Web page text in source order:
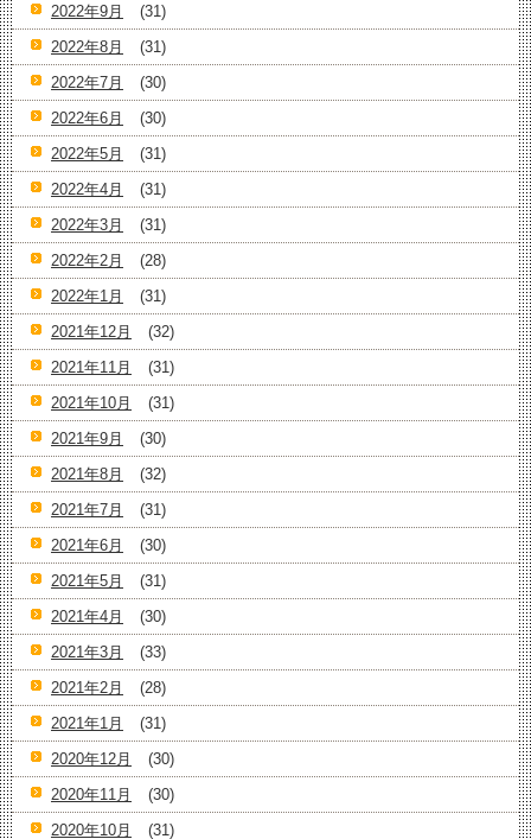
2022年9月
(31)
2022年8月
(31)
2022年7月
(30)
2022年6月
(30)
2022年5月
(31)
2022年4月
(31)
2022年3月
(31)
2022年2月
(28)
2022年1月
(31)
2021年12月
(32)
2021年11月
(31)
2021年10月
(31)
2021年9月
(30)
2021年8月
(32)
2021年7月
(31)
2021年6月
(30)
2021年5月
(31)
2021年4月
(30)
2021年3月
(33)
2021年2月
(28)
2021年1月
(31)
2020年12月
(30)
2020年11月
(30)
2020年10月
(31)